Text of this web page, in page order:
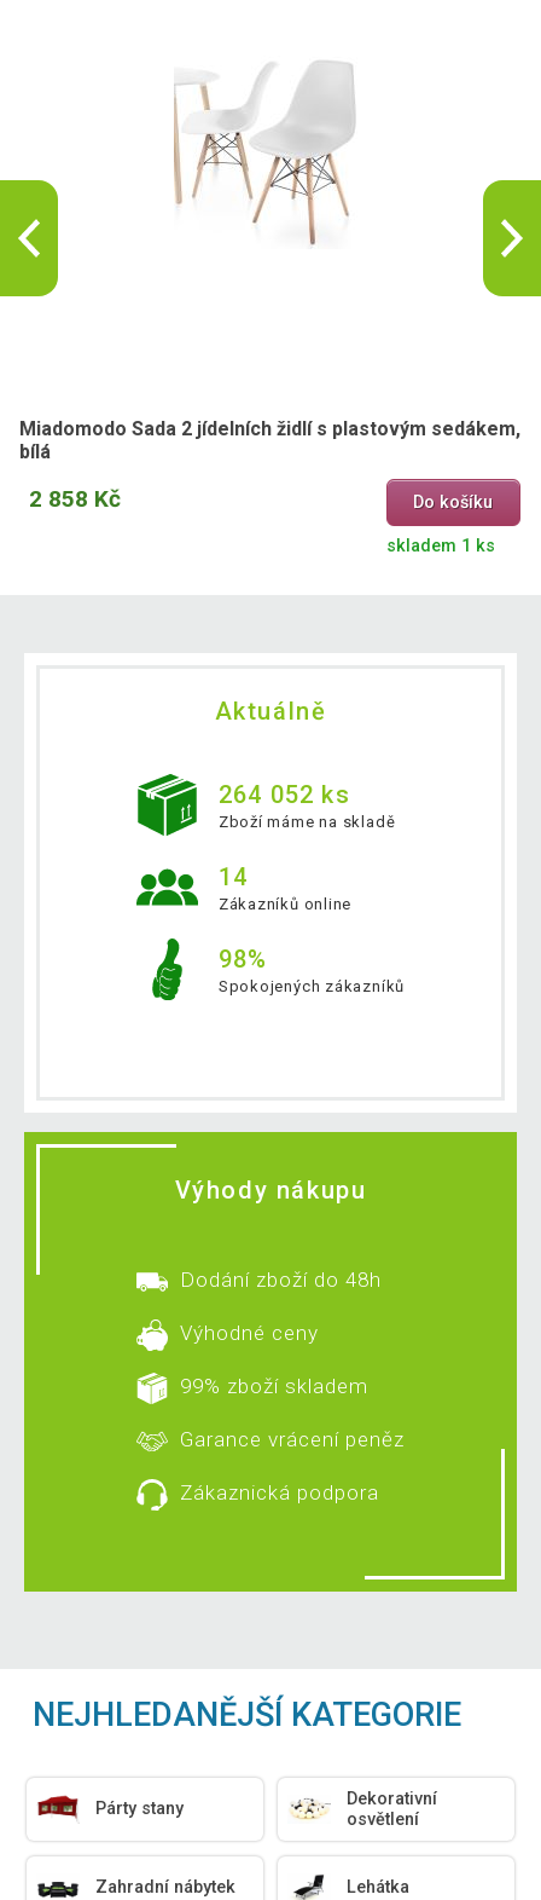
Miadomodo Sada 2 jídelních židlí s plastovým sedákem,
bílá
2 858 Kč Do košíku
skladem 1 ks
Aktuálně
264 052 ks
Zboží máme na skladě
14
Zákazníků online
98%
Spokojených zákazníků
Výhody nákupu
Dodání zboží do 48h
Výhodné ceny
99% zboží skladem
Garance vrácení peněz
Zákaznická podpora
NEJHLEDANĚJŠÍ KATEGORIE
Párty stany
Dekorativní
osvětlení
Zahradní nábytek Lehátka